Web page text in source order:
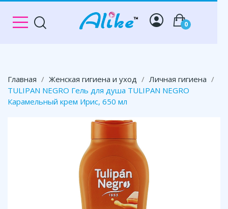
0
Главная Женская гигиена и уход
Личная гигиена
TULIPAN NEGRO Гель для душа TULIPAN NEGRO
Карамельный крем Ирис, 650 мл